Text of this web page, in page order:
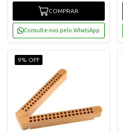
COMPRAR
Consulte-nos pelo WhatsApp
9% OFF